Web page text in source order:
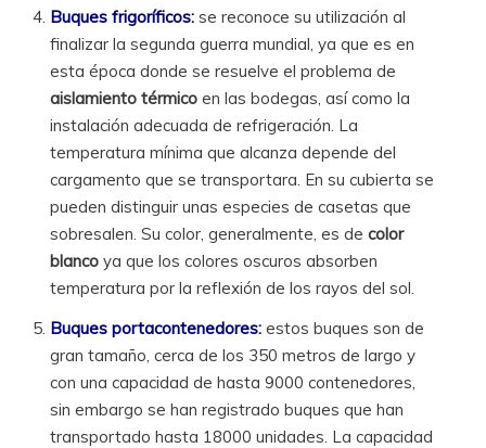
Buques frigoríficos: se reconoce su utilización al
finalizar la segunda guerra mundial, ya que es en
esta época donde se resuelve el problema de
aislamiento térmico en las bodegas, así como la
instalación adecuada de refrigeración. La
temperatura mínima que alcanza depende del
cargamento que se transportara. En su cubierta se
pueden distinguir unas especies de casetas que
sobresalen. Su color, generalmente, es decolor
blanco ya que los colores oscuros absorben
temperatura por la reflexión de los rayos del sol.
Buques portacontenedores: estos buques son de
gran tamaño, cerca de los 350 metros de largo y
con una capacidad de hasta 9000 contenedores,
sin embargo se han registrado buques que han
transportado hasta 18000 unidades. La capacidad